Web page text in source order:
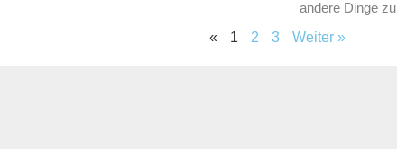
andere Dinge
«
1 2 3 Weiter »